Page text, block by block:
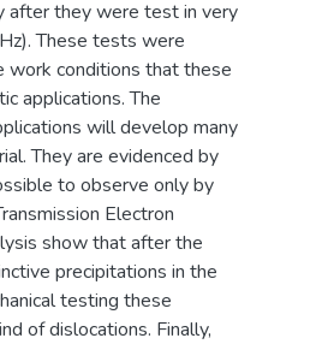
after they were test in very
These tests were
work conditions that these
applications. The
will develop many
They are evidenced by
to observe only by
Electron
show that after the
precipitations in the
testing these
of dislocations. Finally,